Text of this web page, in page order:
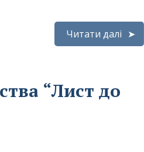
Читати далі
“Лист до